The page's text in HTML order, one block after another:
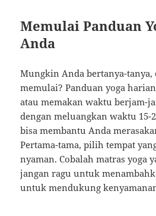
Memulai Panduan
Anda
Mungkin Anda bertanya-tanya,
memulai? Panduan yoga
atau memakan waktu berjam-
dengan meluangkan waktu 15-
bisa membantu Anda
Pertama-tama, pilih tempat
nyaman. Cobalah matras yoga
jangan ragu untuk
untuk mendukung